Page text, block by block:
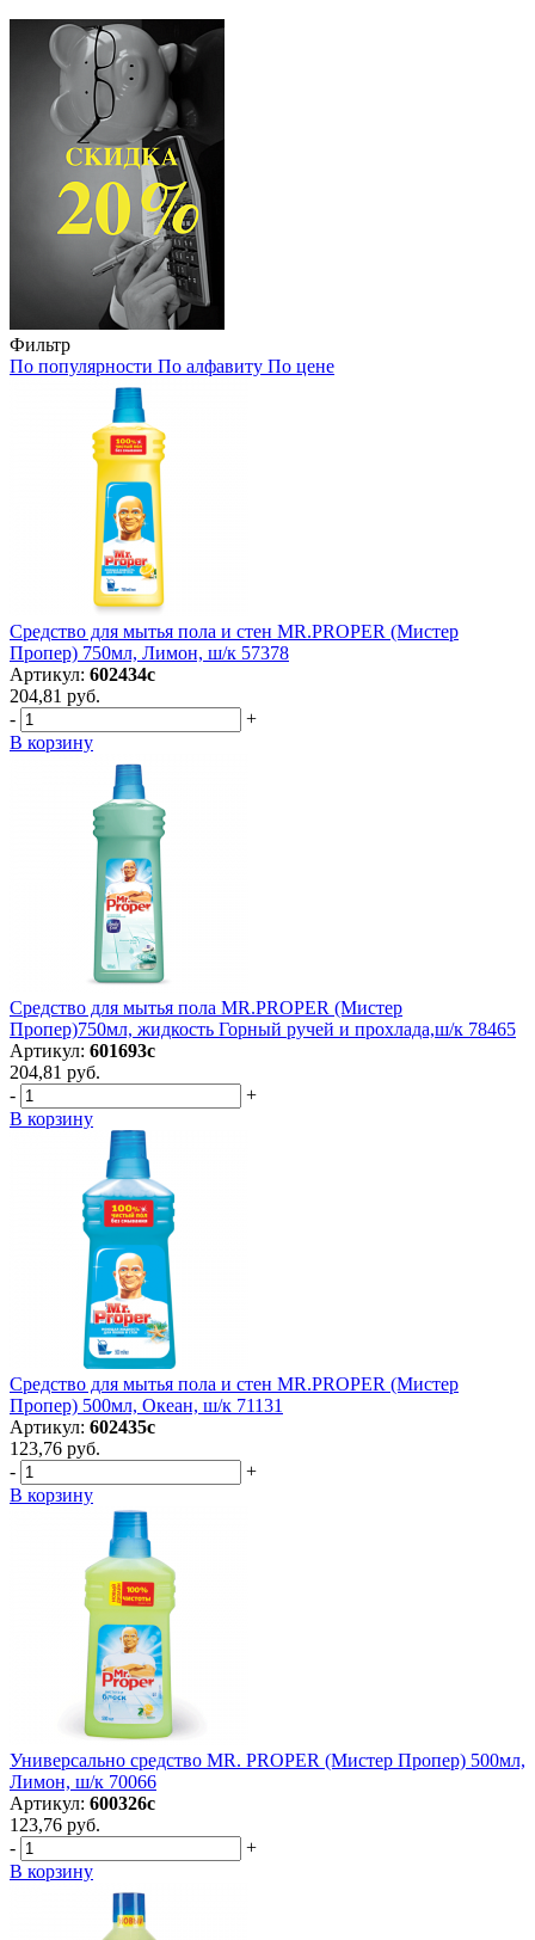
Фильтр
По популярности По алфавиту По цене
Средство для мытья пола и стен MR.PROPER (Мистер
Пропер) 750мл, Лимон, ш/к 57378
Артикул: 602434с
204,81 руб.
-
+
В корзину
Средство для мытья пола MR.PROPER (Мистер
Пропер)750мл, жидкость Горный ручей и прохлада,ш/к 78465
Артикул: 601693с
204,81 руб.
-
+
В корзину
Средство для мытья пола и стен MR.PROPER (Мистер
Пропер) 500мл, Океан, ш/к 71131
Артикул: 602435с
123,76 руб.
-
+
В корзину
Универсально средство MR. PROPER (Мистер Пропер) 500мл,
Лимон, ш/к 70066
Артикул: 600326с
123,76 руб.
-
+
В корзину